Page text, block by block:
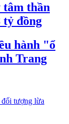
tâm thần
tỷ đồng
hành "ổ
Trang